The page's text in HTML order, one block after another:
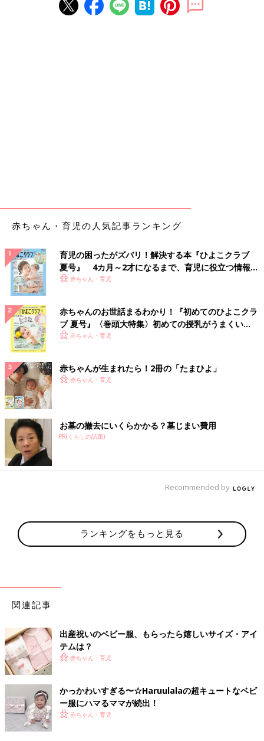
また、編集部が特に注目したのが、「おさがり」を見越した”お
名前タグ”。3人目までのお名前を書く欄があります。
すぐにサイズアウトしてしまうベビー服。「まだまだ着られるの
にもったいない」と、兄弟姉妹に「お下がり」を着させるという
人も多いもの。でも、おさがりはお名前を書くとこんな風に、お
名前タグのところがぎゅうぎゅうになってしまったり…
▼３人の名前が書かれたタグ
そんな悩みを解決してくれるこのお名前タグ！一番下から名前を
書き、次の子が使うときは一番下の名前を切り取ります。”おさ
赤ちゃん・育児の人気記事ランキング
育児の困ったがズバリ！解決する本『ひよこクラブ
夏号』 4カ月～2才になるまで、育児に役立つ情報が
いっぱい！
赤ちゃん・育児
赤ちゃんのお世話まるわかり！『初めてのひよこクラ
ブ 夏号』〈巻頭大特集〉初めての授乳がうまくい
く！ おっぱい・ミルクの基本と夏のトラブル 解決テ
赤ちゃん・育児
赤ちゃんが生まれたら！2冊の「たまひよ」
赤ちゃん・育児
お墓の撤去にいくらかかる？墓じまい費用
PR(くらしの話題)
Recommended by
ランキングをもっと見る
関連記事
出産祝いのベビー服、もらったら嬉しいサイズ・アイ
テムは？
赤ちゃん・育児
かっかわいすぎる〜☆Haruulalaの超キュートなベビ
ー服にハマるママが続出！
赤ちゃん・育児